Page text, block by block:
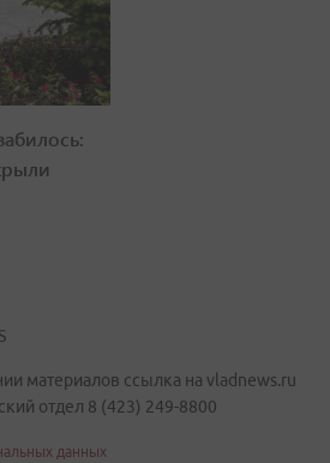
материалов ссылка на vladnews.ru
отдел 8 (423) 249-8800
данных